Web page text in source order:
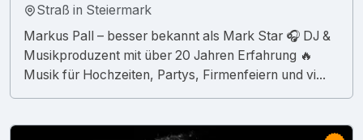
Straß in Steiermark
Markus Pall – besser bekannt als Mark Star 🎧 DJ &
Musikproduzent mit über 20 Jahren Erfahrung 🔥
Musik für Hochzeiten, Partys, Firmenfeiern und vi...